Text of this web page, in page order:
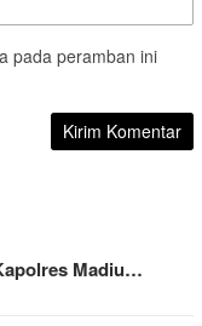
pada peramban ini
Madiu…